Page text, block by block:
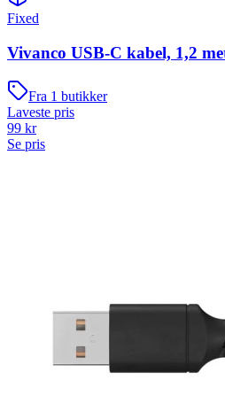
Fixed
Vivanco USB-C kabel, 1,2
Fra 1 butikker
Laveste pris
99 kr
Se pris